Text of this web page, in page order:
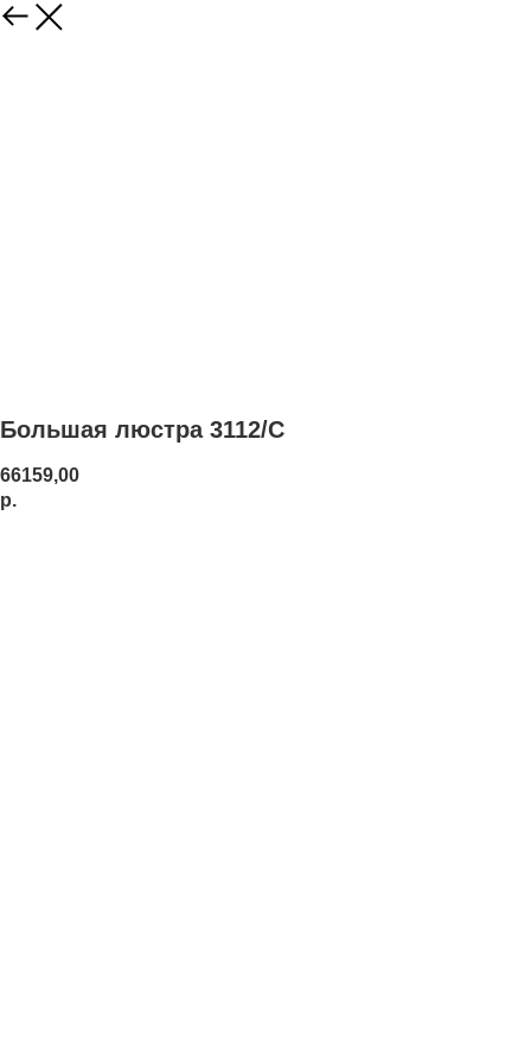
Большая люстра 3112/C
66159,00
р.